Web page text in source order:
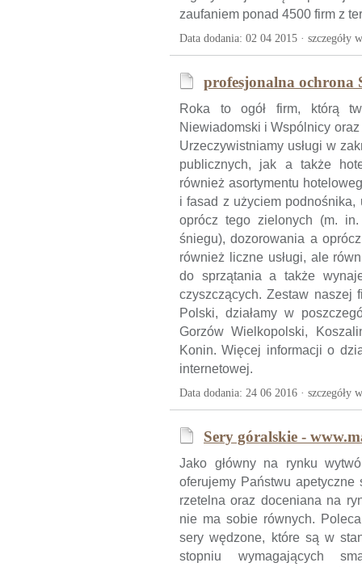
zaufaniem ponad 4500 firm z
Data dodania: 02 04 2015 · szczegóły
profesjonalna ochrona
Roka to ogół firm, którą
Niewiadomski i Wspólnicy
Urzeczywistniamy usługi w
publicznych, jak a także
również asortymentu
i fasad z użyciem podnośnika,
oprócz tego zielonych (m.
śniegu), dozorowania a
również liczne usługi, ale
do sprzątania a także
czyszczących. Zestaw naszej
Polski, działamy w
Gorzów Wielkopolski,
Konin. Więcej informacji o
internetowej.
Data dodania: 24 06 2016 · szczegóły
Sery góralskie -
Jako główny na rynku
oferujemy Państwu
rzetelna oraz doceniana na
nie ma sobie równych.
sery wędzone, które są w
stopniu wymagających